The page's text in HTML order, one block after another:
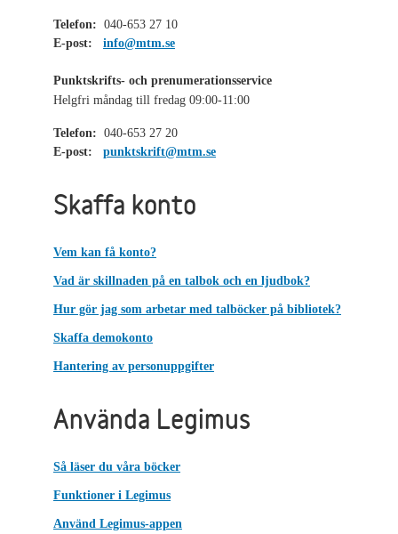
Telefon: 040-653 27 10
E-post:
info@mtm.se
Punktskrifts- och prenumerationsservice
Helgfri måndag till fredag 09:00-11:00
Telefon: 040-653 27 20
E-post:
punktskrift@mtm.se
Skaffa konto
Vem kan få konto?
Vad är skillnaden på en talbok och en ljudbok?
Hur gör jag som arbetar med talböcker på bibliotek?
Skaffa demokonto
Hantering av personuppgifter
Använda Legimus
Så läser du våra böcker
Funktioner i Legimus
Använd Legimus-appen